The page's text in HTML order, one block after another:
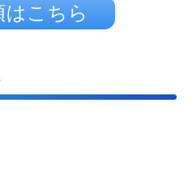
はこちら